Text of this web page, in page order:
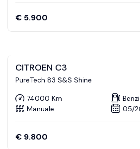
€ 5.900
CITROEN C3
PureTech 83 S&S Shine
74000 Km
Manuale
05/
€ 9.800